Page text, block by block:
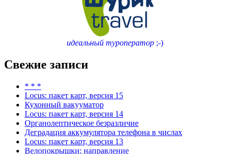
идеальный туроператор ;-)
Свежие записи
* * *
Locus: пакет карт, версия 15
Кухонный вакууматор
Locus: пакет карт, версия 14
Органолептическое безразличие
Деградация аккумулятора телефона в числах
Locus: пакет карт, версия 13
Велопокрышки: направление